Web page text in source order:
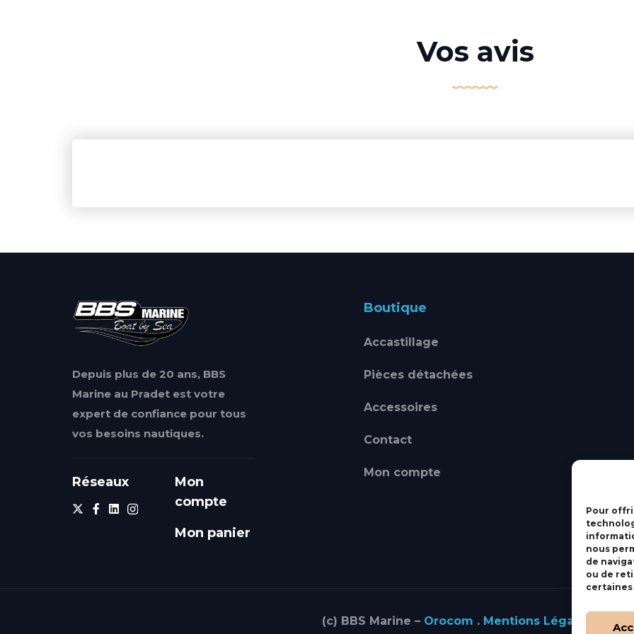
Pour
nous
de
ou de
Vos avis
Depuis plus de 20 ans, BBS
Marine au Pradet est votre
expert de confiance pour tous
vos besoins nautiques.
Réseaux
Mon
compte
Mon panier
Boutique
Accastillage
Pièces détachées
Accessoires
Contact
Mon compte
(c) BBS Marine – Orocom . Mentions Légales C.G.V